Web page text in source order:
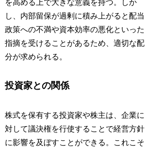
を高める上で大きな意義を持つ。しか
し、内部留保が過剰に積み上がると配当
政策への不満や資本効率の悪化といった
指摘を受けることがあるため、適切な配
分が求められる。
投資家との関係
株式を保有する投資家や株主は、企業に
対して議決権を行使することで経営方針
に影響を及ぼすことができる。これこそ